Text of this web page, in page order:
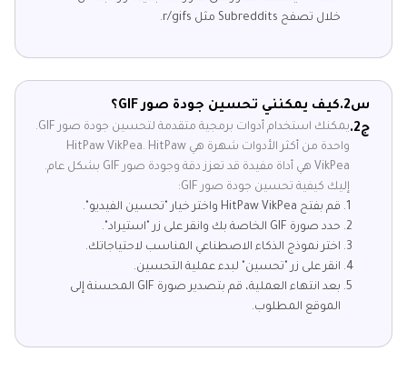
خلال تصفح Subreddits مثل r/gifs.
س2.
كيف يمكنني تحسين جودة صور GIF؟
ج2.
يمكنك استخدام أدوات برمجية متقدمة لتحسين جودة صور GIF.
واحدة من أكثر الأدوات شهرة هي HitPaw VikPea. HitPaw
VikPea هي أداة مفيدة قد تعزز دقة وجودة صور GIF بشكل عام.
إليك كيفية تحسين جودة صور GIF:
قم بفتح HitPaw VikPea واختر خيار "تحسين الفيديو".
حدد صورة GIF الخاصة بك وانقر على زر "استيراد".
اختر نموذج الذكاء الاصطناعي المناسب لاحتياجاتك.
انقر على زر "تحسين" لبدء عملية التحسين.
بعد انتهاء العملية، قم بتصدير صورة GIF المحسنة إلى
الموقع المطلوب.